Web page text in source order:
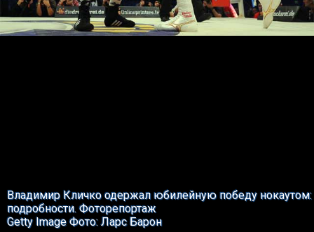
Владимир Кличко одержал юбилейную победу нокаутом:
подробности. Фоторепортаж
Getty Image Фото: Ларс Барон